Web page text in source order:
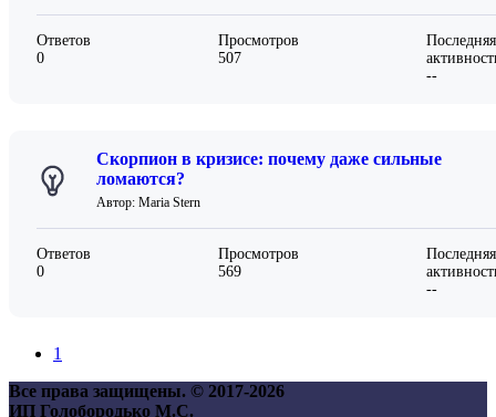
Ответов
0
Просмотров
507
Последняя
--
Скорпион в кризисе: почему даже сильные
ломаются?
Автор: Maria Stern
Ответов
0
Просмотров
569
Последняя
--
1
Все права защищены. © 2017-2026
ИП Голобородько М.С.